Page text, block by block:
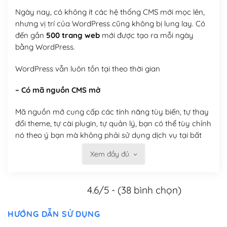
Ngày nay, có không ít các hệ thống CMS mới mọc lên,
nhưng vị trí của WordPress cũng không bị lung lay. Có
đến gần 500 trang webmới được tạo ra mỗi ngày
bằng WordPress.
WordPress vẫn luôn tồn tại theo thời gian
– Có mã nguồn CMS mở
Mã nguồn mở cung cấp các tính năng tùy biến, tự thay
đổi theme, tự cài plugin, tự quản lý, bạn có thể tùy chỉnh
nó theo ý bạn mà không phải sử dụng dịch vụ tại bất
Xem đầy đủ
4.6/5 - (38 bình chọn)
HƯỚNG DẪN SỬ DỤNG